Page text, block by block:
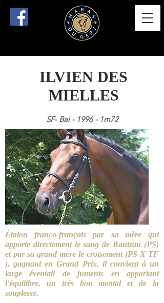
ILVIEN DES
MIELLES
SF- Bai - 1996 - 1m72
Étalon franco-français par sa mère qui
apporte directement le sang de Rantzau (PS)
et par sa grand mère le croisement (PS X TF
), gagnant en Grand Prix, il convient à un
large éventail de juments en apportant
l'équilibre, un très bon mental et de la
souplesse.